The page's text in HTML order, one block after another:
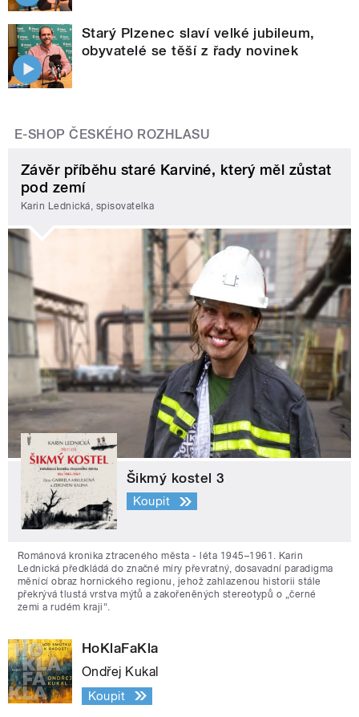
Starý Plzenec slaví velké jubileum,
obyvatelé se těší z řady novinek
E-SHOP ČESKÉHO ROZHLASU
Závěr příběhu staré Karviné, který měl zůstat
pod zemí
Karin Lednická, spisovatelka
Šikmý kostel 3
Koupit
Románová kronika ztraceného města - léta 1945–1961. Karin
Lednická předkládá do značné míry převratný, dosavadní paradigma
měnící obraz hornického regionu, jehož zahlazenou historii stále
překrývá tlustá vrstva mýtů a zakořeněných stereotypů o „černé
zemi a rudém kraji“.
HoKlaFaKla
Ondřej Kukal
Koupit